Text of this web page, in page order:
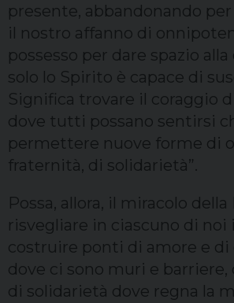
presente, abbandonando
il nostro affanno di
possesso per dare spazio
solo lo Spirito è capace di
Significa trovare il coraggio
dove tutti possano sentirsi
permettere nuove forme di
fraternità, di solidarietà”.
Possa, allora, il miracolo della
risvegliare in ciascuno di noi
costruire ponti di amore e
dove ci sono muri e
di solidarietà dove regna la